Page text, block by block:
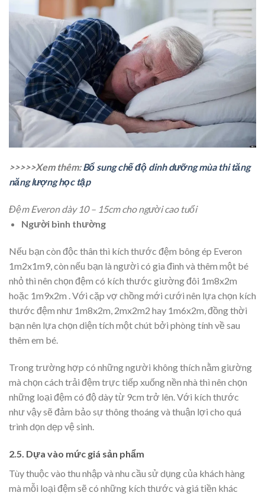
>>>>>Xem thêm:Bổ sung chế độ dinh dưỡng mùa thi tăng
năng lượng học tập
Đệm Everon dày 10 – 15cm cho người cao tuổi
Người bình thường
Nếu bạn còn độc thân thì kích thước đệm bông ép Everon
1m2x1m9, còn nếu bạn là người có gia đình và thêm một bé
nhỏ thì nên chọn đệm có kích thước giường đôi 1m8x2m
hoặc 1m9x2m . Với cặp vợ chồng mới cưới nên lựa chọn kích
thước đệm như 1m8x2m, 2mx2m2 hay 1m6x2m, đồng thời
bạn nên lựa chọn diện tích một chút bởi phòng tính về sau
thêm em bé.
Trong trường hợp có những người không thích nằm giường
mà chọn cách trải đệm trực tiếp xuống nền nhà thì nên chọn
những loại đệm có độ dày từ 9cm trở lên. Với kích thước
như vậy sẽ đảm bảo sự thông thoáng và thuận lợi cho quá
trình dọn dẹp vệ sinh.
2.5. Dựa vào mức giá sản phẩm
Tùy thuộc vào thu nhập và nhu cầu sử dụng của khách hàng
mà mỗi loại đệm sẽ có những kích thước và giá tiền khác